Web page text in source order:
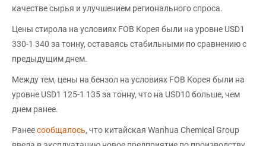
качестве сырья и улучшением регионального спроса.
Цены стирола на условиях FOB Корея были на уровне USD1
330-1 340 за тонну, оставаясь стабильными по сравнению с
предыдущим днем.
Между тем, цены на бензол на условиях FOB Корея были на
уровне USD1 125-1 135 за тонну, что на USD10 больше, чем
днем ранее.
Ранеесообщалось, что китайская Wanhua Chemical Group